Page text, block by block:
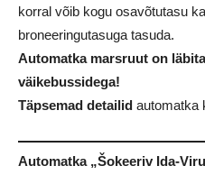
korral võib kogu osavõtutasu
broneeringutasuga tasuda.
Automatka marsruut on
väikebussidega!
Täpsemad detailid automatka
Automatka „Šokeeriv Ida-